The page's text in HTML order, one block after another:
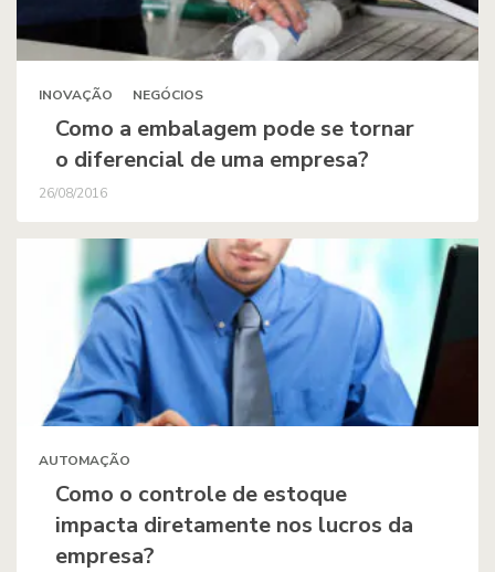
INOVAÇÃO NEGÓCIOS
Como a embalagem pode se tornar
o diferencial de uma empresa?
26/08/2016
AUTOMAÇÃO
Como o controle de estoque
impacta diretamente nos lucros da
empresa?